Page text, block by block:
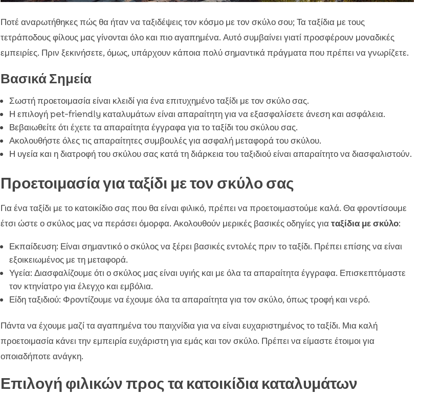
Ποτέ αναρωτήθηκες πώς θα ήταν να ταξιδέψεις τον κόσμο με τον σκύλο σου; Τα ταξίδια με τους
τετράποδους φίλους μας γίνονται όλο και πιο αγαπημένα. Αυτό συμβαίνει γιατί προσφέρουν μοναδικές
εμπειρίες. Πριν ξεκινήσετε, όμως, υπάρχουν κάποια πολύ σημαντικά πράγματα που πρέπει να γνωρίζετε.
Βασικά Σημεία
Σωστή προετοιμασία είναι κλειδί για ένα επιτυχημένο ταξίδι με τον σκύλο σας.
Η επιλογή pet-friendly καταλυμάτων είναι απαραίτητη για να εξασφαλίσετε άνεση και ασφάλεια.
Βεβαιωθείτε ότι έχετε τα απαραίτητα έγγραφα για το ταξίδι του σκύλου σας.
Ακολουθήστε όλες τις απαραίτητες συμβουλές για ασφαλή μεταφορά του σκύλου.
Η υγεία και η διατροφή του σκύλου σας κατά τη διάρκεια του ταξιδιού είναι απαραίτητο να διασφαλιστούν.
Προετοιμασία για ταξίδι με τον σκύλο σας
Για ένα ταξίδι με το κατοικίδιο σας που θα είναι φιλικό, πρέπει να προετοιμαστούμε καλά. Θα φροντίσουμε
έτσι ώστε ο σκύλος μας να περάσει όμορφα. Ακολουθούν μερικές βασικές οδηγίες γιαταξίδια με σκύλο:
Εκπαίδευση: Είναι σημαντικό ο σκύλος να ξέρει βασικές εντολές πριν το ταξίδι. Πρέπει επίσης να είναι
εξοικειωμένος με τη μεταφορά.
Υγεία: Διασφαλίζουμε ότι ο σκύλος μας είναι υγιής και με όλα τα απαραίτητα έγγραφα. Επισκεπτόμαστε
τον κτηνίατρο για έλεγχο και εμβόλια.
Είδη ταξιδιού: Φροντίζουμε να έχουμε όλα τα απαραίτητα για τον σκύλο, όπως τροφή και νερό.
Πάντα να έχουμε μαζί τα αγαπημένα του παιχνίδια για να είναι ευχαριστημένος το ταξίδι. Μια καλή
προετοιμασία κάνει την εμπειρία ευχάριστη για εμάς και τον σκύλο. Πρέπει να είμαστε έτοιμοι για
οποιαδήποτε ανάγκη.
Επιλογή φιλικών προς τα κατοικίδια καταλυμάτων